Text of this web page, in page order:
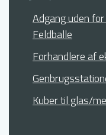
Adgang uden
Feldballe
Forhandlere af
Kuber til glas/